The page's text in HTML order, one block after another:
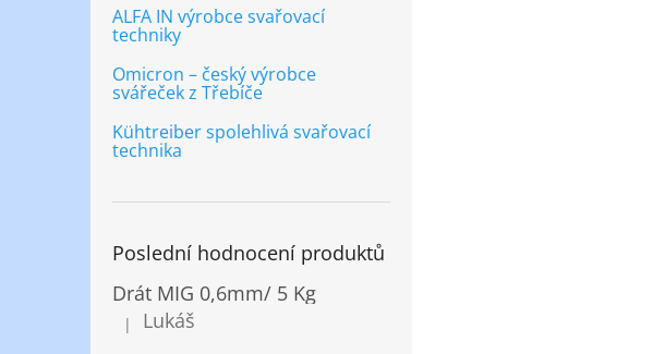
ALFA IN výrobce svařovací
techniky
Omicron – český výrobce
svářeček z Třebíče
Kühtreiber spolehlivá svařovací
technika
Poslední hodnocení produktů
Drát MIG 0,6mm/ 5 Kg
Hodnocení produktu je 5 z 5 hvězdiček.
|
Lukáš